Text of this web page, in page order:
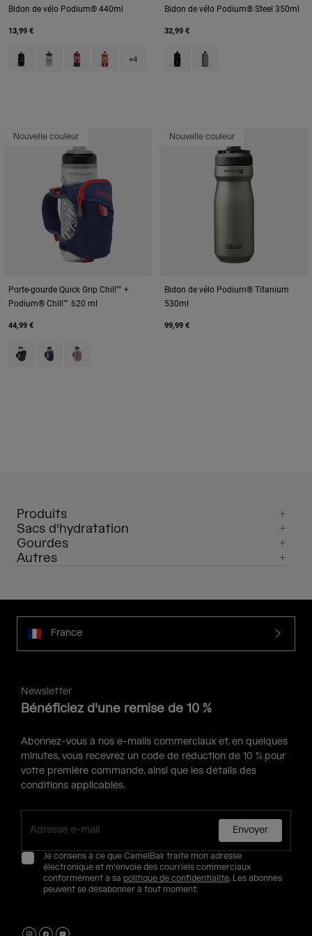
Bidon de vélo Podium® 440ml
13,99 €
Product swatch type of Black.
Product swatch type of Carbon Grey.
Product swatch type of Mercury Berry.
Product swatch type of Mercury Blush.
+4
Bidon de vélo Podium® Steel 350ml
32,99 €
Product swatch type of Black.
Product swatch type of
Nouvelle couleur
Porte-gourde Quick Grip Chill™ +
Podium® Chill™ 620 ml
44,99 €
Product swatch type of Black.
Product swatch type of Deep Sea.
Product swatch type of Lavender.
Nouvelle couleur
Bidon de vélo Podium® Titanium
530ml
99,99 €
Produits
Sacs d'hydratation
Gourdes
Autres
France
Newsletter
Bénéficiez d'une remise de 10 %
Abonnez-vous à nos e-mails commerciaux et, en quelques
minutes, vous recevrez un code de réduction de 10 % pour
votre première commande, ainsi que les détails des
conditions applicables.
Envoyer
Je consens à ce que CamelBak traite mon adresse
électronique et m'envoie des courriels commerciaux
conformément à sa politique de confidentialité. Les abonnés
peuvent se désabonner à tout moment.